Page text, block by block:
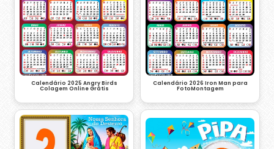
Calendário 2025 Angry Birds
Colagem Online Grátis
Calendário 2026 Iron Man para
FotoMontagem